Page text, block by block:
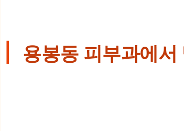
용봉동 피부과에